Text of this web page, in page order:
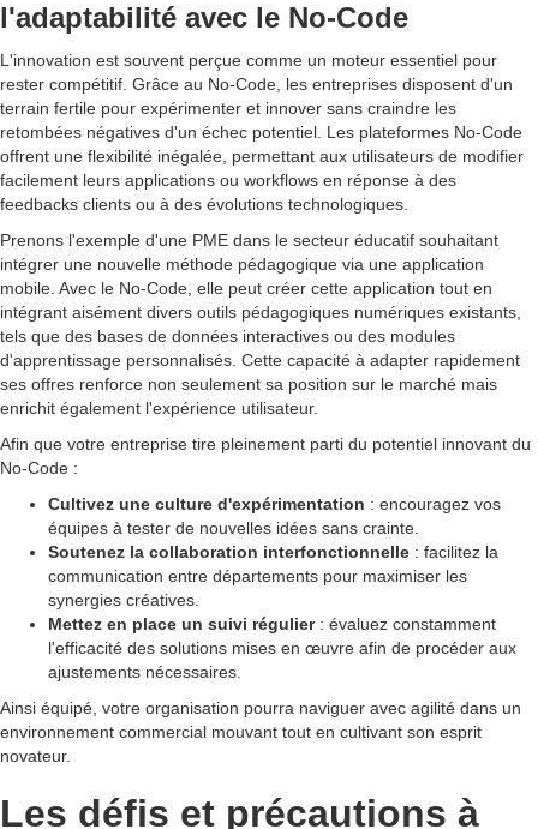
l'adaptabilité avec le No-Code
L'innovation est souvent perçue comme un moteur essentiel pour
rester compétitif. Grâce au No-Code, les entreprises disposent d'un
terrain fertile pour expérimenter et innover sans craindre les
retombées négatives d'un échec potentiel. Les plateformes No-Code
offrent une flexibilité inégalée, permettant aux utilisateurs de modifier
facilement leurs applications ou workflows en réponse à des
feedbacks clients ou à des évolutions technologiques.
Prenons l'exemple d'une PME dans le secteur éducatif souhaitant
intégrer une nouvelle méthode pédagogique via une application
mobile. Avec le No-Code, elle peut créer cette application tout en
intégrant aisément divers outils pédagogiques numériques existants,
tels que des bases de données interactives ou des modules
d'apprentissage personnalisés. Cette capacité à adapter rapidement
ses offres renforce non seulement sa position sur le marché mais
enrichit également l'expérience utilisateur.
Afin que votre entreprise tire pleinement parti du potentiel innovant du
No-Code :
Cultivez une culture d'expérimentation : encouragez vos
équipes à tester de nouvelles idées sans crainte.
Soutenez la collaboration interfonctionnelle : facilitez la
communication entre départements pour maximiser les
synergies créatives.
Mettez en place un suivi régulier: évaluez constamment
l'efficacité des solutions mises en œuvre afin de procéder aux
ajustements nécessaires.
Ainsi équipé, votre organisation pourra naviguer avec agilité dans un
environnement commercial mouvant tout en cultivant son esprit
novateur.
Les défis et précautions à